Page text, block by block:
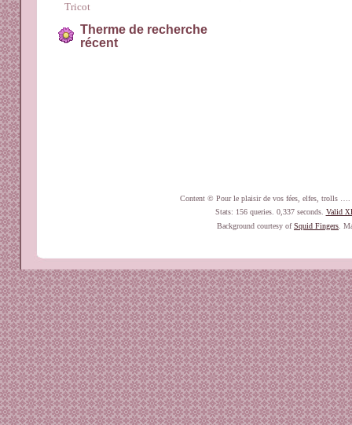
Tricot
Therme de recherche
récent
Content © Pour le plaisir de vos fées, elfes, trolls
Stats: 156 queries. 0,337 seconds. Valid
Background courtesy ofSquid Fingers .